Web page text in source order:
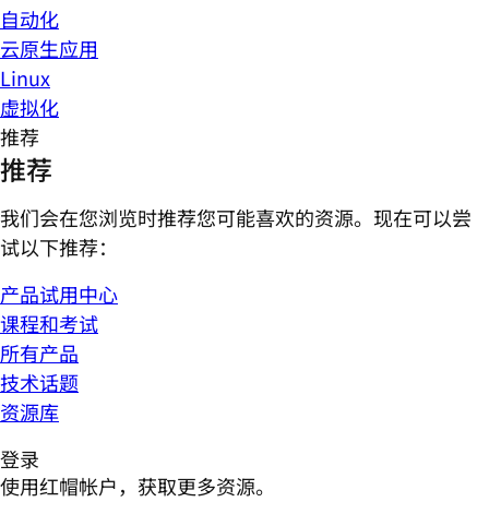
自动化
云原生应用
Linux
虚拟化
推荐
推荐
我们会在您浏览时推荐您可能喜欢的资源。现在可以尝
试以下推荐：
产品试用中心
课程和考试
所有产品
技术话题
资源库
登录
使用红帽帐户，获取更多资源。